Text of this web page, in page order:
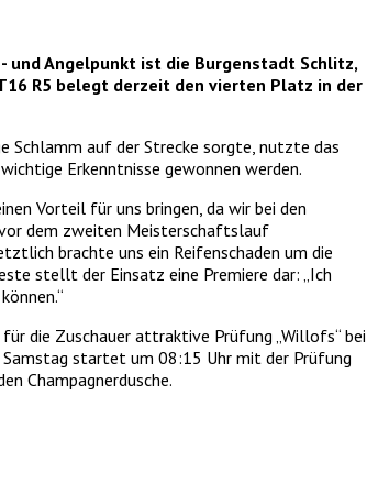
und Angelpunkt ist die Burgenstadt Schlitz,
R5 belegt derzeit den vierten Platz in der
Schlamm auf der Strecke sorgte, nutzte das
Erkenntnisse gewonnen werden.
Vorteil für uns bringen, da wir bei den
dem zweiten Meisterschaftslauf
brachte uns ein Reifenschaden um die
stellt der Einsatz eine Premiere dar: „Ich
die Zuschauer attraktive Prüfung „Willofs“ bei
Samstag startet um 08:15 Uhr mit der Prüfung
Champagnerdusche.